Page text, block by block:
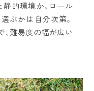
的環境か、ロール
ぶかは自分次第。
難易度の幅が広い